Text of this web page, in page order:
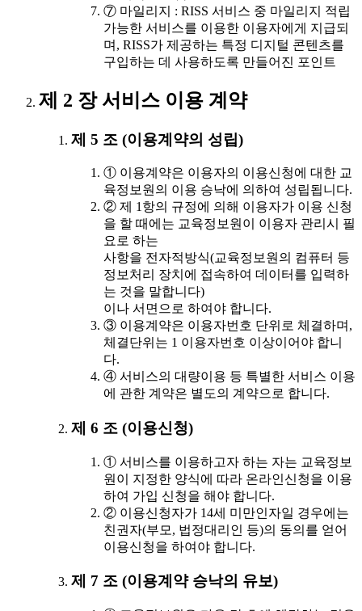
⑦ 마일리지 : RISS 서비스 중 마일리지 적립
가능한 서비스를 이용한 이용자에게 지급되
며, RISS가 제공하는 특정 디지털 콘텐츠를
구입하는 데 사용하도록 만들어진 포인트
제 2 장 서비스 이용 계약
제 5 조 (이용계약의 성립)
① 이용계약은 이용자의 이용신청에 대한 교
육정보원의 이용 승낙에 의하여 성립됩니다.
② 제 1항의 규정에 의해 이용자가 이용 신청
을 할 때에는 교육정보원이 이용자 관리시 필
요로 하는
사항을 전자적방식(교육정보원의 컴퓨터 등
정보처리 장치에 접속하여 데이터를 입력하
는 것을 말합니다)
이나 서면으로 하여야 합니다.
③ 이용계약은 이용자번호 단위로 체결하며,
체결단위는 1 이용자번호 이상이어야 합니
다.
④ 서비스의 대량이용 등 특별한 서비스 이용
에 관한 계약은 별도의 계약으로 합니다.
제 6 조 (이용신청)
① 서비스를 이용하고자 하는 자는 교육정보
원이 지정한 양식에 따라 온라인신청을 이용
하여 가입 신청을 해야 합니다.
② 이용신청자가 14세 미만인자일 경우에는
친권자(부모, 법정대리인 등)의 동의를 얻어
이용신청을 하여야 합니다.
제 7 조 (이용계약 승낙의 유보)